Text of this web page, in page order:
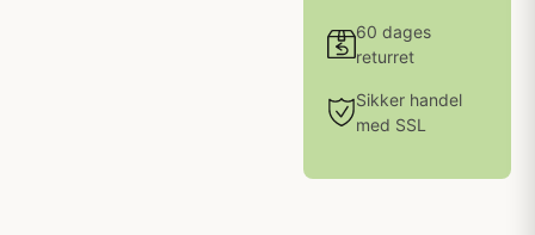
60 dages
returret
Sikker handel
med SSL